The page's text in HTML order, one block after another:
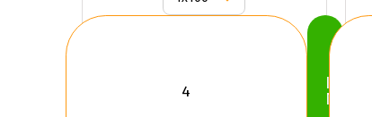
Köp
Nu